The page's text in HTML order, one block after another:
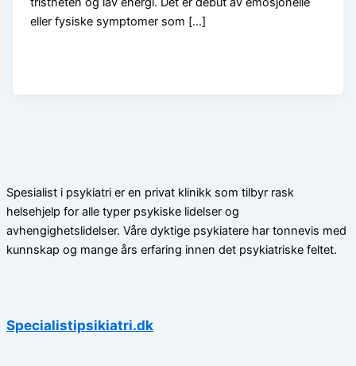
eller fysiske symptomer som […]
Spesialist i psykiatri er en privat klinikk som tilbyr rask
helsehjelp for alle typer psykiske lidelser og
avhengighetslidelser. Våre dyktige psykiatere har tonnevis med
kunnskap og mange års erfaring innen det psykiatriske feltet.
Specialistipsikiatri.dk